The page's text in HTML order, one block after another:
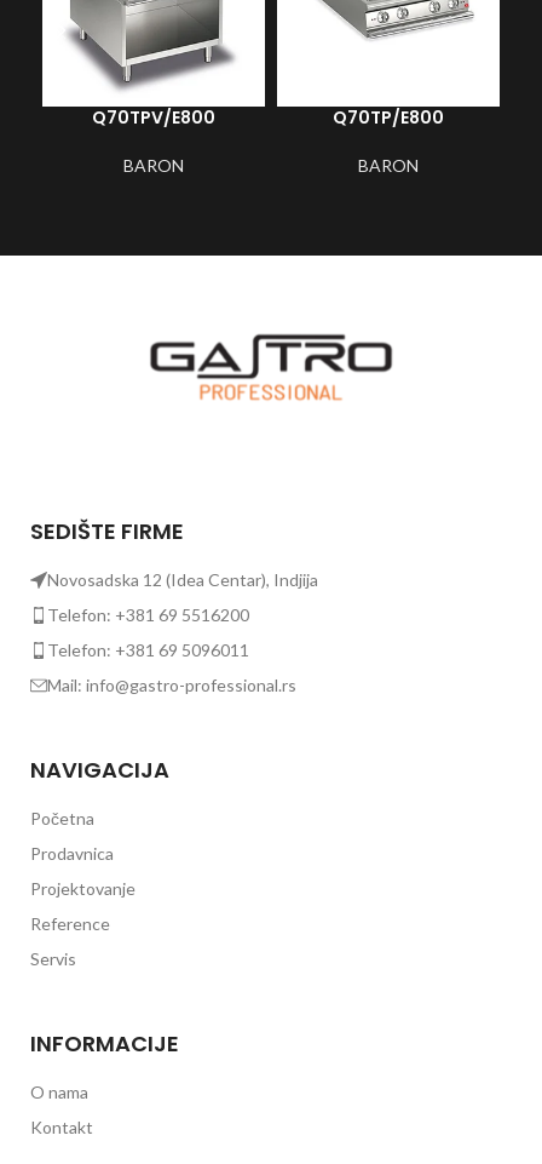
Q70TPV/E800
BARON
Q70TP/E800
BARON
SEDIŠTE FIRME
Novosadska 12 (Idea Centar), Indjija
Telefon: +381 69 5516200
Telefon: +381 69 5096011
Mail: info@gastro-professional.rs
NAVIGACIJA
Početna
Prodavnica
Projektovanje
Reference
Servis
INFORMACIJE
O nama
Kontakt